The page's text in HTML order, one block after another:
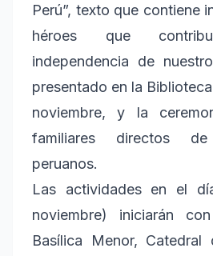
Perú”, texto que contiene
héroes que
independencia de
presentado en la
noviembre, y la
familiares directos
peruanos.
Las actividades en el
noviembre) iniciarán
Basílica Menor,